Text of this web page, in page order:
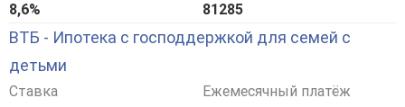
8,6%
81285
ВТБ - Ипотека с господдержкой для семей с
детьми
Ставка
Ежемесячный платёж